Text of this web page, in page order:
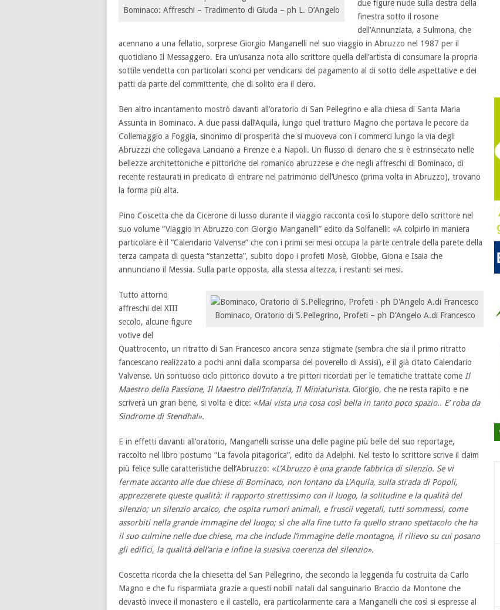
Bominaco: Affreschi – Tradimento di Giuda – ph L. D’Angelo
due figure nude sulla destra della
finestra sotto il rosone
dell’Annunziata, a Sulmona, che
acennano a una fellatio, sorprese Giorgio Manganelli nel suo viaggio in Abruzzo nel 1987 per il
quotidiano Il Messaggero. Era un’usanza nota allo scrittore quella dell’artista di consumare la propria
sottile vendetta con particolari sconci per vendicarsi del pagamento al di sotto delle aspettative e dei
patti da parte del committente, che di solito era il clero.
Ben altro incantamento mostrò davanti all’oratorio di San Pellegrino e alla chiesa di Santa Maria
Assunta in Bominaco. A due passi dall’Aquila, lungo quel tratturo Magno che portava le pecore da
Collemaggio a Foggia, sinonimo di prosperità che si muoveva con i commerci lungo la via degli
Abruzzzi che collegava Lanciano a Firenze e a Napoli. Un flusso di denaro che si è estrinsecato nelle
bellezze architettoniche e pittoriche del romanico abruzzese e che negli affreschi di Bominaco, di
recente restaurati in predicato di entrare nel patrimonio dell’Unesco (prima volta in Abruzzo), trovano
la forma più alta.
Pino Coscetta che da Cicerone di lusso durante il viaggio racconta così lo stupore dello scrittore nel
suo volume “Viaggio in Abruzzo con Giorgio Manganelli” edito da Solfanelli: «A colpirlo in maniera
particolare è il “Calendario Valvense” che con i primi sei mesi occupa la parte centrale della parete della
terza campata di questa “stanzetta”, subito dopo i profeti Mosè, Giobbe, Giona e Isaia che
annunciano il Messia. Sulla parte opposta, alla stessa altezza, i restanti sei mesi.
Bominaco, Oratorio di S.Pellegrino, Profeti – ph D’Angelo A.di Francesco
Tutto attorno
affreschi del XIII
secolo, alcune figure
votive del
Quattrocento, un ritratto di San Francesco ancora senza stigmate (sembra che sia il primo ritratto
fancescano realizzato a pochi anni dalla scomparsa del poverello di Assisi), e il già citato Calendario
Valvense. Un sontuoso ciclo pittorico dovuto a tre pittori ricordati per le tematiche trattate come Il
Maestro della Passione, Il Maestro dell’Infanzia, Il Miniaturista. Giorgio, che ne resta rapito e ne
scriverà un gran bene, si volta e dice: «Mai vista una cosa così bella in tanto poco spazio.. E’ roba da
Sindrome di Stendhal».
E in effetti davanti all’oratorio, Manganelli scrisse una delle pagine più belle del suo reportage,
raccolto nel libro postumo “La favola pitagorica”, edito da Adelphi. Nel testo lo scrittore scrive il claim
più felice sulle caratteristiche dell’Abruzzo: «L’Abruzzo è una grande fabbrica di silenzio. Se vi
fermate accanto alle due chiese di Bominaco, non lontano da L’Aquila, sulla strada di Popoli,
apprezzerete queste qualità: il rapporto strettissimo con il luogo, la solitudine e la qualità del
silenzio; un silenzio arcaico, che ospita rumori animali, e fruscii vegetali, tutti sommessi, come
assorbiti nella grande immagine del luogo; sì che alla fine tutto fa quello strano spettacolo che ha
il suo culmine nelle due chiese, ma che include l’immagine delle montagne, il rilievo su cui posano
gli edifici, la qualità dell’aria e infine la suasiva coerenza del silenzio».
Coscetta ricorda che la chiesetta del San Pellegrino, che secondo la leggenda fu costruita da Carlo
Magno e che fu risparmiata grazie a questi nobili natali dal sanguinario Braccio da Montone che
devastò invece il monastero e il castello, era particolarmente cara a Manganelli che così si espresse al